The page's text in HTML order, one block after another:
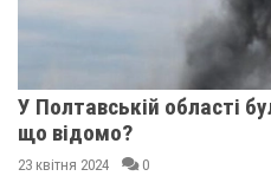
У Полтавській області
що відомо?
23 квітня 2024 0